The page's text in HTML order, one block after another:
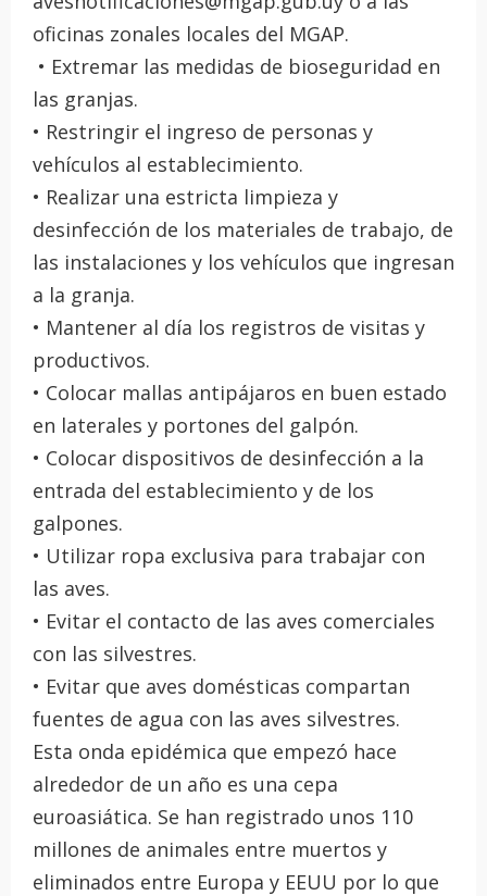
oficinas zonales locales del MGAP.
• Extremar las medidas de bioseguridad en
las granjas.
• Restringir el ingreso de personas y
vehículos al establecimiento.
• Realizar una estricta limpieza y
desinfección de los materiales de trabajo, de
las instalaciones y los vehículos que ingresan
a la granja.
• Mantener al día los registros de visitas y
productivos.
• Colocar mallas antipájaros en buen estado
en laterales y portones del galpón.
• Colocar dispositivos de desinfección a la
entrada del establecimiento y de los
galpones.
• Utilizar ropa exclusiva para trabajar con
las aves.
• Evitar el contacto de las aves comerciales
con las silvestres.
• Evitar que aves domésticas compartan
fuentes de agua con las aves silvestres.
Esta onda epidémica que empezó hace
alrededor de un año es una cepa
euroasiática. Se han registrado unos 110
millones de animales entre muertos y
eliminados entre Europa y EEUU por lo que